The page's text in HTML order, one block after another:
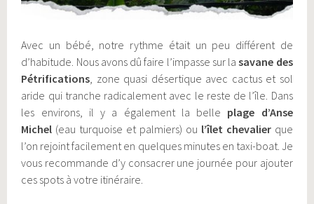
Avec un bébé, notre rythme était un peu différent de
d’habitude. Nous avons dû faire l’impasse sur lasavane des
Pétrifications , zone quasi désertique avec cactus et sol
aride qui tranche radicalement avec le reste de l’île. Dans
les environs, il y a également la belle plage d’Anse
Michel (eau turquoise et palmiers) ou l’îlet chevalierque
l’on rejoint facilement en quelques minutes en taxi-boat. Je
vous recommande d’y consacrer une journée pour ajouter
ces spots à votre itinéraire.